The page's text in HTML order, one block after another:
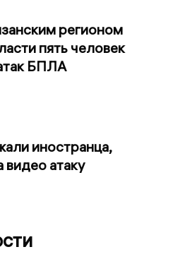
регионом
пять человек
БПЛА
иностранца,
видео атаку